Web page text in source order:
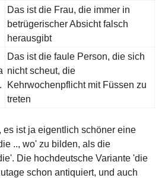
Das ist die Frau, die immer in
betrügerischer Absicht falsch
herausgibt
Das ist die faule Person, die sich
nicht scheut, die
Kehrwochenpflicht mit Füssen zu
treten
es ist ja eigentlich schöner eine
.., wo' zu bilden, als die
Die hochdeutsche Variante 'die
schon antiquiert, und auch